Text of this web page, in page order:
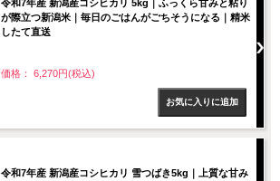
令和7年産 新潟産コシヒカリ 5kg｜ふっくら甘みと粘り
が際立つ新潟米｜毎日のごはんがごちそうになる｜精米
したて直送
価格： 6,270円(税込)
令和7年産 新潟産コシヒカリ 雪つばき5kg｜上質な甘み